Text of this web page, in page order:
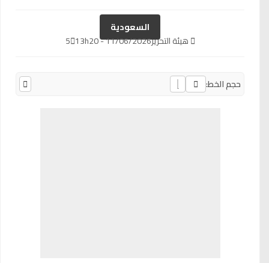
السعودية
هيئة التحرير11/06/2026 - 13h20
5
حجم الخط: